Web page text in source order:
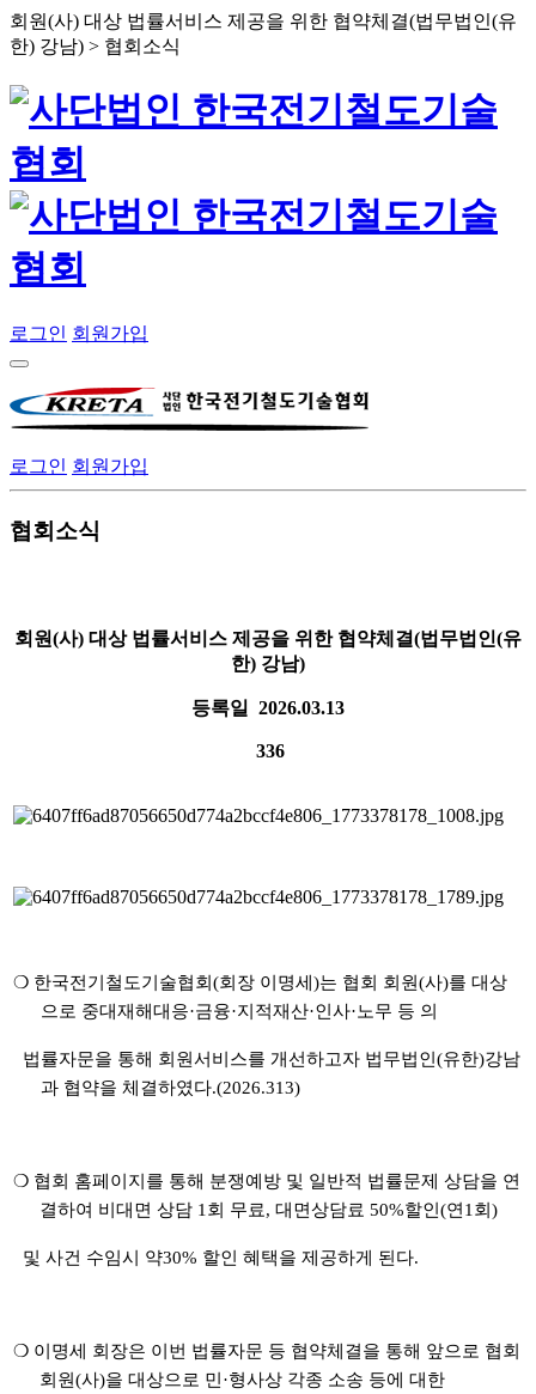
회원(사) 대상 법률서비스 제공을 위한 협약체결(법무법인(유
한) 강남) > 협회소식
로그인 회원가입
로그인 회원가입
협회소식
회원(사) 대상 법률서비스 제공을 위한 협약체결(법무법인(유
한) 강남)
등록일 2026.03.13
336
❍ 한국전기철도기술협회 (회장 이명세 )는 협회 회원(사)를 대상
으로 중대재해대응·금융·지적재산·인사·노무 등 의
법률자문을 통해 회원서비스를 개선하고자 법무법인 (유한)강남
과 협약을 체결하였다.(2026.313)
❍ 협회 홈페이지를 통해 분쟁예방 및 일반적 법률문제 상담을 연
결하여 비대면 상담 1 회 무료, 대면상담료 50%할인 (연 1 회 )
및 사건 수임시 약30% 할인 혜택을 제공하게 된다.
❍ 이명세 회장은 이번 법률자문 등 협약체결을 통해 앞으로 협회
회원(사)을 대상으로 민 ·형사상 각종 소송 등에 대한